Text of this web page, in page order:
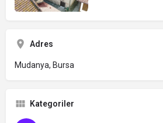
Adres
Mudanya, Bursa
Kategoriler